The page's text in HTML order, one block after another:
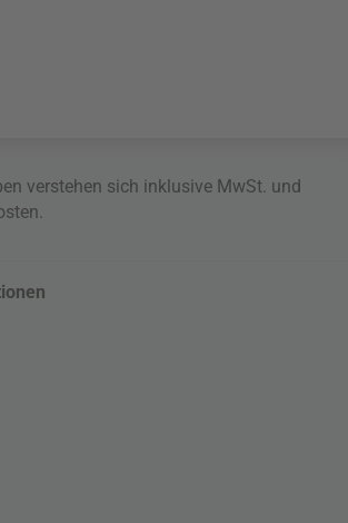
verstehen sich inklusive MwSt. und